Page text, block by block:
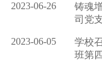
2023-06-26
铸魂
司党
2023-06-05
学校
班第